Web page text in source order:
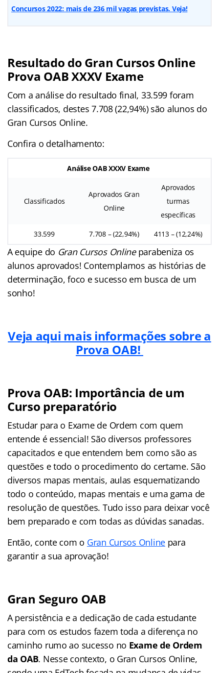
Concursos 2022: mais de 236 mil vagas previstas. Veja!
Resultado do Gran Cursos Online
Prova OAB XXXV Exame
Com a análise do resultado final, 33.599 foram
classificados, destes 7.708 (22,94%) são alunos do
Gran Cursos Online.
Confira o detalhamento:
Análise OAB XXXV Exame
Classificados
Aprovados Gran
Online
Aprovados
turmas
específicas
33.599 7.708 – (22,94%) 4113 – (12,24%)
A equipe do Gran Cursos Onlineparabeniza os
alunos aprovados! Contemplamos as histórias de
determinação, foco e sucesso em busca de um
sonho!
Veja aqui mais informações sobre a
Prova OAB!
Prova OAB: Importância de um
Curso preparatório
Estudar para o Exame de Ordem com quem
entende é essencial! São diversos professores
capacitados e que entendem bem como são as
questões e todo o procedimento do certame. São
diversos mapas mentais, aulas esquematizando
todo o conteúdo, mapas mentais e uma gama de
resolução de questões. Tudo isso para deixar você
bem preparado e com todas as dúvidas sanadas.
Então, conte com o Gran Cursos Online para
garantir a sua aprovação!
Gran Seguro OAB
A persistência e a dedicação de cada estudante
para com os estudos fazem toda a diferença no
caminho rumo ao sucesso no Exame de Ordem
da OAB. Nesse contexto, o Gran Cursos Online,